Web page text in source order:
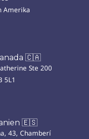
Amerika
🇨🇦
Ste 200
5L1
🇪🇸
43, Chamberí